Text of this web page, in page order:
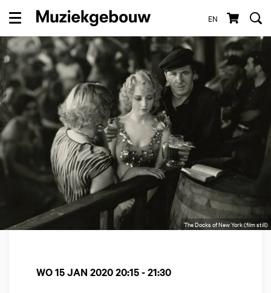
EN
Menu
The Docks of New York (film still)
WO 15 JAN 202020:15 - 21:30